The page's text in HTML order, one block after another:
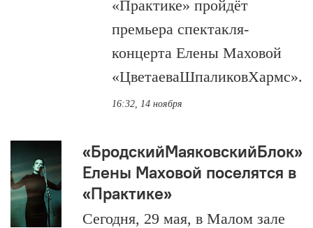
«Практике» пройдёт
премьера спектакля-
концерта Елены Маховой
«ЦветаеваШпаликовХармс».
16:32, 14 ноября
«БродскийМаяковскийБлок»
Елены Маховой поселятся в
«Практике»
Сегодня, 29 мая, в Малом зале